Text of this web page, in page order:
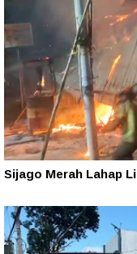
Sijago Merah Lahap